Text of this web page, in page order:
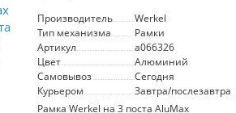
любому помещению, идеально
сочетаясь с различными стилями
оформления. Ключевые
характеристики: - Два поста для
установки стандартных розеток и
выключателей. - Высококачественный
алюминиевый корпус, устойчивый к
повреждениям. - Удобный монтаж без
Производитель
Werkel
Тип механизма
Рамки
Артикул
a066326
Цвет
Алюминий
Самовывоз
Сегодня
Курьером
Завтра/послезавтра
Рамка Werkel на 3 поста AluMax